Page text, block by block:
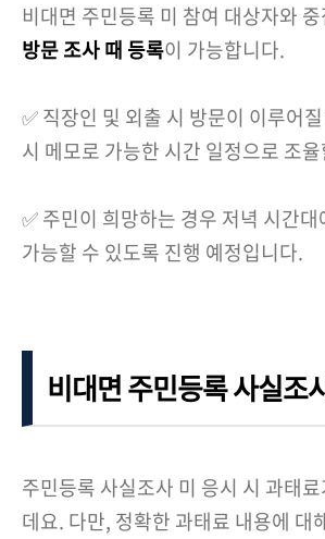
비대면 주민등록 미 참여 대상자와
방문 조사 때 등록이 가능합니다.
✅ 직장인 및 외출 시 방문이 이루어
시 메모로 가능한 시간 일정으로 조
✅ 주민이 희망하는 경우 저녁 시간
가능할 수 있도록 진행 예정입니다.
비대면 주민등록 사실조
주민등록 사실조사 미 응시 시 과태
데요. 다만, 정확한 과태료 내용에 대